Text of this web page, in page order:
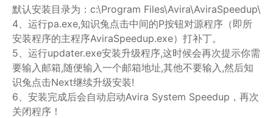
默认安装目录为：c:\Program Files\Avira\AviraSpeedup\
4、运行pa.exe,知识兔点击中间的P按钮对源程序（即所
安装程序的主程序AviraSpeedup.exe）打补丁。
5、运行updater.exe安装升级程序,这时候会再次提示你需
要输入邮箱,随便输入一个邮箱地址,其他不要输入,然后知
识兔点击Next继续升级安装!
6、安装完成后会自动启动Avira System Speedup，再次
关闭程序！